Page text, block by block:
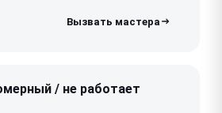
/ не работает